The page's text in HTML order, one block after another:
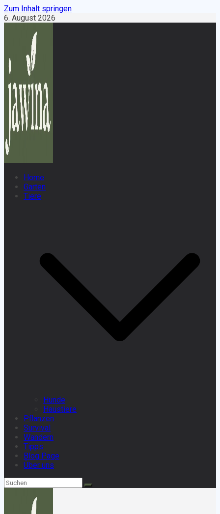
Zum Inhalt springen
6. August 2026
Home
Garten
Tiere
Hunde
Haustiere
Pflanzen
Survival
Wandern
Tipps
Blog Page
Über uns